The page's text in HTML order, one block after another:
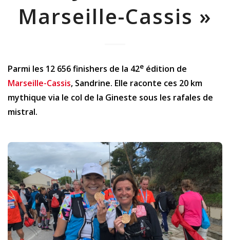
Marseille-Cassis »
Parmi les 12 656 finishers de la 42e édition de
Marseille-Cassis, Sandrine. Elle raconte ces 20 km
mythique via le col de la Gineste sous les rafales de
mistral.